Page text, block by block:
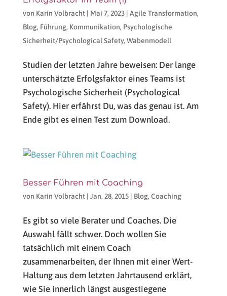
von Karin Volbracht| Mai 7, 2023| Agile Transformation,
Blog, Führung, Kommunikation, Psychologische
Sicherheit/Psychological Safety, Wabenmodell
Studien der letzten Jahre beweisen: Der lange
unterschätzte Erfolgsfaktor eines Teams ist
Psychologische Sicherheit (Psychological
Safety). Hier erfährst Du, was das genau ist. Am
Ende gibt es einen Test zum Download.
Besser Führen mit Coaching
von Karin Volbracht| Jan. 28, 2015| Blog, Coaching
Es gibt so viele Berater und Coaches. Die
Auswahl fällt schwer. Doch wollen Sie
tatsächlich mit einem Coach
zusammenarbeiten, der Ihnen mit einer Wert-
Haltung aus dem letzten Jahrtausend erklärt,
wie Sie innerlich längst ausgestiegene